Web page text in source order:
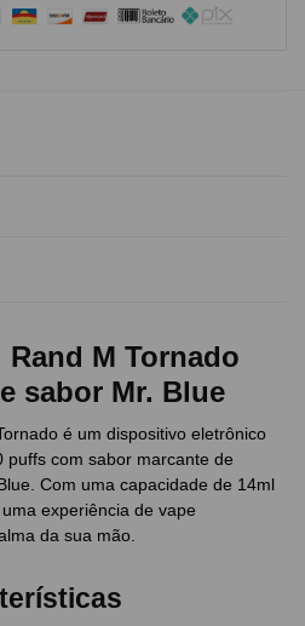
M Tornado
sabor Mr. Blue
é um dispositivo eletrônico
com sabor marcante de
Com uma capacidade de 14ml
experiência de vape
da sua mão.